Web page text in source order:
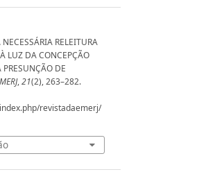
RELEITURA
LUZ DA CONCEPÇÃO
DE
,21(2), 263–282.
revistadaemerj/